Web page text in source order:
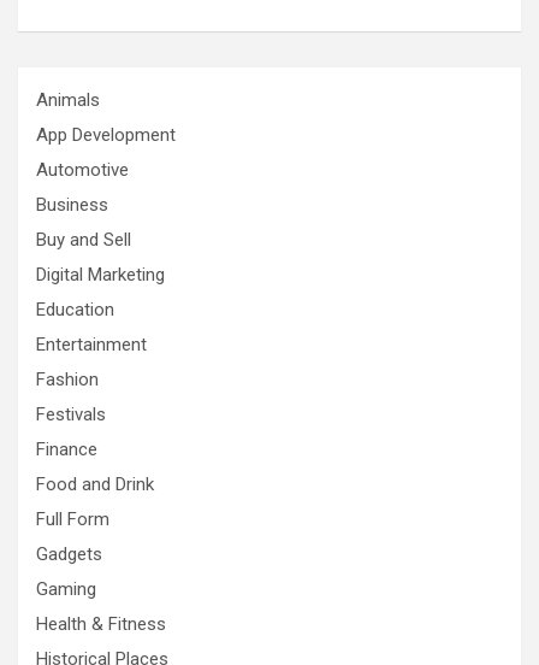
Animals
App Development
Automotive
Business
Buy and Sell
Digital Marketing
Education
Entertainment
Fashion
Festivals
Finance
Food and Drink
Full Form
Gadgets
Gaming
Health & Fitness
Historical Places